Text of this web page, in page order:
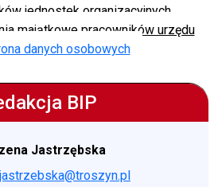
jednostek organizacyjnych
majątkowe pracowników urzędu
danych osobowych
BIP
Jastrzębska